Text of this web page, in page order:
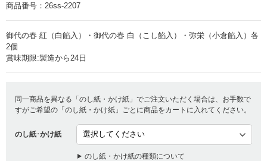
商品番号： 26ss-2207
御代の春 紅（白餡入）・御代の春 白（こし餡入）・弥栄（小倉餡入）各
2個
賞味期限:製造から24日
同一商品を異なる「のし紙・かけ紙」でご注文いただく場合は、お手数で
すがご希望の「のし紙・かけ紙」ごとに商品をカートに入れてください。
のし紙･かけ紙
のし紙・かけ紙の種類について